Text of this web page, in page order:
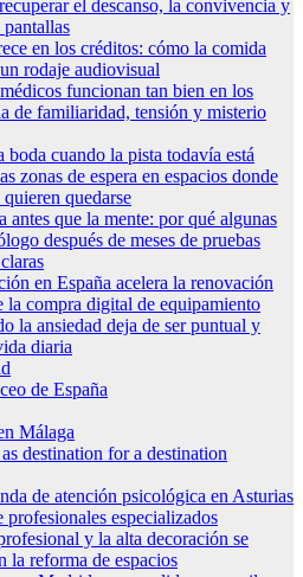
el descanso, la convivencia y
en los créditos: cómo la comida
rodaje audiovisual
funcionan tan bien en los
de familiaridad, tensión y misterio
cuando la pista todavía está
zonas de espera en espacios donde
quedarse
antes que la mente: por qué algunas
después de meses de pruebas
en España acelera la renovación
la compra digital de equipamiento
la ansiedad deja de ser puntual y
diaria
de España
Málaga
destination for a destination
de atención psicológica en Asturias
profesionales especializados
y la alta decoración se
la reforma de espacios